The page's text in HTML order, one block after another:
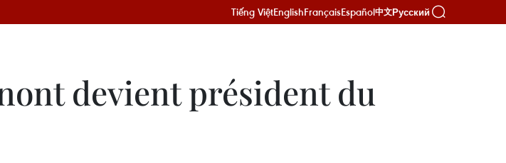
Tiếng ViệtEnglishFrançaisEspañol中文Русский
devient président du